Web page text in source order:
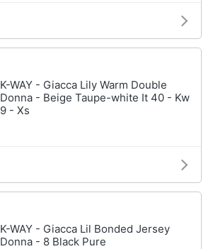
K-WAY - Giacca Lily Warm Double
Donna - Beige Taupe-white It 40 - Kw
9 - Xs
K-WAY - Giacca Lil Bonded Jersey
Donna - 8 Black Pure